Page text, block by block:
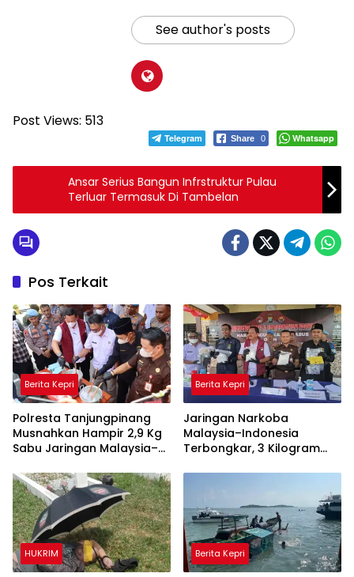
See author's posts
Post Views: 513
Telegram Share 0 Whatsapp
Ansar Serius Bangun Infrstruktur Pulau
Terluar Termasuk Di Tambelan
Pos Terkait
Berita Kepri
Polresta Tanjungpinang
Musnahkan Hampir 2,9 Kg
Sabu Jaringan Malaysia–
Ribuan Jiwa
Berita Kepri
Jaringan Narkoba
Malaysia–Indonesia
Terbongkar, 3 Kilogram
Lewat Tanjungpinang
HUKRIM Berita Kepri